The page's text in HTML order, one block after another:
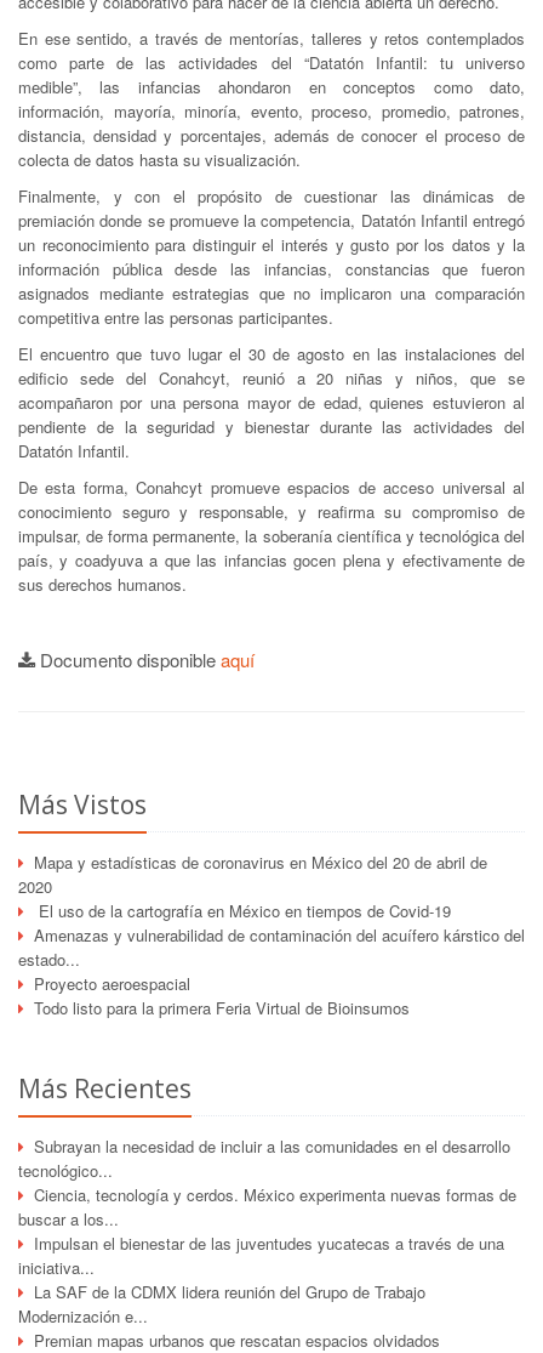
En ese sentido, a través de mentorías, talleres y retos contemplados
como parte de las actividades del “Datatón Infantil: tu universo
medible”, las infancias ahondaron en conceptos como dato,
información, mayoría, minoría, evento, proceso, promedio, patrones,
distancia, densidad y porcentajes, además de conocer el proceso de
colecta de datos hasta su visualización.
Finalmente, y con el propósito de cuestionar las dinámicas de
premiación donde se promueve la competencia, Datatón Infantil entregó
un reconocimiento para distinguir el interés y gusto por los datos y la
información pública desde las infancias, constancias que fueron
asignados mediante estrategias que no implicaron una comparación
competitiva entre las personas participantes.
El encuentro que tuvo lugar el 30 de agosto en las instalaciones del
edificio sede del Conahcyt, reunió a 20 niñas y niños, que se
acompañaron por una persona mayor de edad, quienes estuvieron al
pendiente de la seguridad y bienestar durante las actividades del
Datatón Infantil.
De esta forma, Conahcyt promueve espacios de acceso universal al
conocimiento seguro y responsable, y reafirma su compromiso de
impulsar, de forma permanente, la soberanía científica y tecnológica del
país, y coadyuva a que las infancias gocen plena y efectivamente de
sus derechos humanos.
Documento disponibleaquí
Más Vistos
Mapa y estadísticas de coronavirus en México del 20 de abril de
2020
El uso de la cartografía en México en tiempos de Covid-19
Amenazas y vulnerabilidad de contaminación del acuífero kárstico del
estado...
Proyecto aeroespacial
Todo listo para la primera Feria Virtual de Bioinsumos
Más Recientes
Subrayan la necesidad de incluir a las comunidades en el desarrollo
tecnológico...
Ciencia, tecnología y cerdos. México experimenta nuevas formas de
buscar a los...
Impulsan el bienestar de las juventudes yucatecas a través de una
iniciativa...
La SAF de la CDMX lidera reunión del Grupo de Trabajo
Modernización e...
Premian mapas urbanos que rescatan espacios olvidados